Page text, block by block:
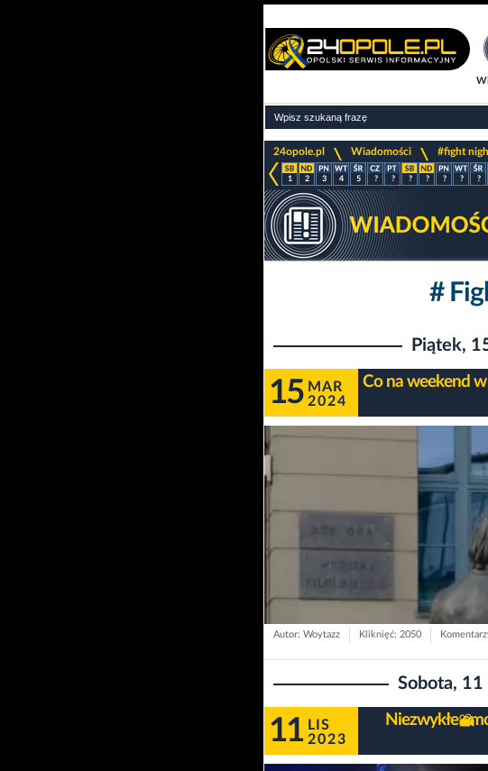
24opole.pl
>
Wiadomości
>
#fight
1 2 3 4 5 ? ? ? ? ? ? ?
#
Piątek,
15 MAR
2024
Co na weekend
Autor: Woytazz Kliknięć: 2050
Sobota,
11 LIS
2023
Niezwykłe